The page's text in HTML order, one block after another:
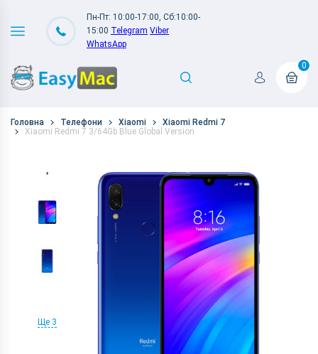
Пн-Пт: 10:00-17:00, Сб:10:00-
15:00 Telegram Viber
WhatsApp
0
Головна Телефони Xiaomi
Xiaomi Redmi 7
Xiaomi Redmi 7 3/64Gb Blue Global Version
Ще 3